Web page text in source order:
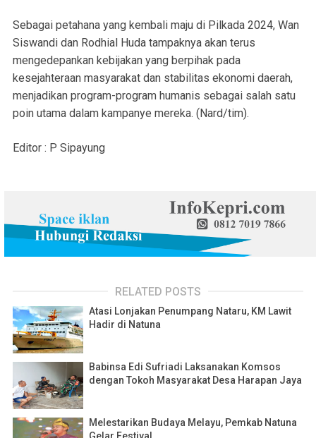
Sebagai petahana yang kembali maju di Pilkada 2024, Wan
Siswandi dan Rodhial Huda tampaknya akan terus
mengedepankan kebijakan yang berpihak pada
kesejahteraan masyarakat dan stabilitas ekonomi daerah,
menjadikan program-program humanis sebagai salah satu
poin utama dalam kampanye mereka. (Nard/tim).
Editor : P Sipayung
RELATED POSTS
Atasi Lonjakan Penumpang Nataru, KM Lawit
Hadir di Natuna
Babinsa Edi Sufriadi Laksanakan Komsos
dengan Tokoh Masyarakat Desa Harapan Jaya
Melestarikan Budaya Melayu, Pemkab Natuna